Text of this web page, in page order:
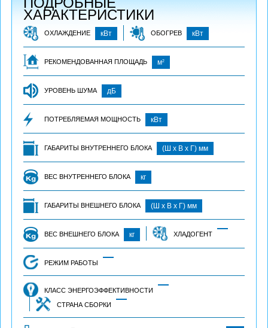
ХАРАКТЕРИСТИКИ
ОХЛАЖДЕНИЕ кВт ОБОГРЕВ кВт
РЕКОМЕНДОВАННАЯ ПЛОЩАДЬ м2
УРОВЕНЬ ШУМА дБ
ПОТРЕБЛЯЕМАЯ МОЩНОСТЬ кВт
ГАБАРИТЫ ВНУТРЕННЕГО БЛОКА (Ш х В х Г) мм
ВЕС ВНУТРЕННЕГО БЛОКА кг
ГАБАРИТЫ ВНЕШНЕГО БЛОКА (Ш х В х Г) мм
ВЕС ВНЕШНЕГО БЛОКА кг ХЛАДОГЕНТ
РЕЖИМ РАБОТЫ
КЛАСС ЭНЕРГОЭФФЕКТИВНОСТИ
СТРАНА СБОРКИ